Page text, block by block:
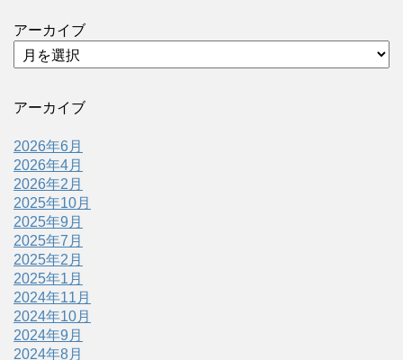
アーカイブ
アーカイブ
2026年6月
2026年4月
2026年2月
2025年10月
2025年9月
2025年7月
2025年2月
2025年1月
2024年11月
2024年10月
2024年9月
2024年8月